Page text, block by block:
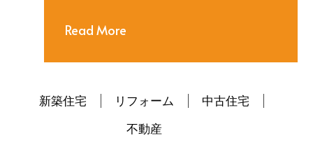
Read More
新築住宅 リフォーム
中古住宅
不動産